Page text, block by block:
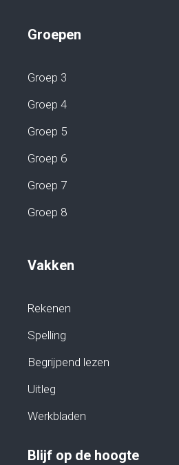
Groepen
Groep 3
Groep 4
Groep 5
Groep 6
Groep 7
Groep 8
Vakken
Rekenen
Spelling
Begrijpend lezen
Uitleg
Werkbladen
Blijf op de hoogte